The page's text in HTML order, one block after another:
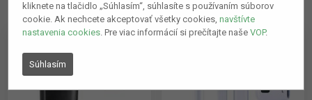
kliknete na tlačidlo „Súhlasím“, súhlasíte s používaním súborov
cookie. Ak nechcete akceptovať všetky cookies,navštívte
nastavenia cookies. Pre viac informácií si prečítajte našeVOP.
Súhlasím